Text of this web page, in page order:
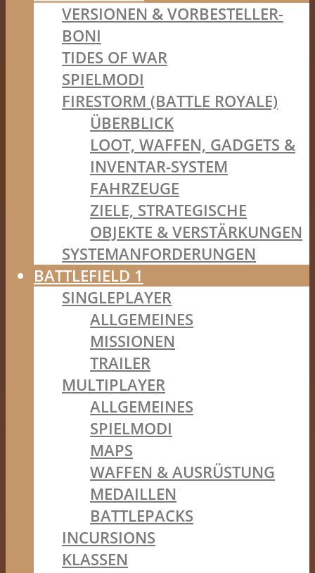
VERSIONEN & VORBESTELLER-
BONI
TIDES OF WAR
SPIELMODI
FIRESTORM (BATTLE ROYALE)
ÜBERBLICK
LOOT, WAFFEN, GADGETS &
INVENTAR-SYSTEM
FAHRZEUGE
ZIELE, STRATEGISCHE
OBJEKTE & VERSTÄRKUNGEN
SYSTEMANFORDERUNGEN
BATTLEFIELD 1
SINGLEPLAYER
ALLGEMEINES
MISSIONEN
TRAILER
MULTIPLAYER
ALLGEMEINES
SPIELMODI
MAPS
WAFFEN & AUSRÜSTUNG
MEDAILLEN
BATTLEPACKS
INCURSIONS
KLASSEN